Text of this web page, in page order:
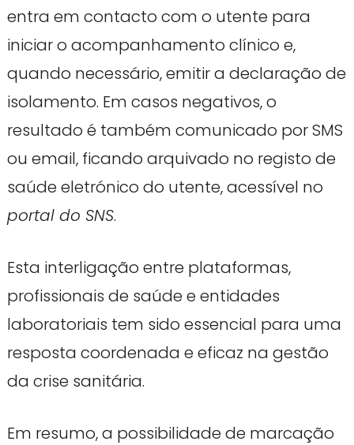
entra em contacto com o utente para
iniciar o acompanhamento clínico e,
quando necessário, emitir a declaração de
isolamento. Em casos negativos, o
resultado é também comunicado por SMS
ou email, ficando arquivado no registo de
saúde eletrónico do utente, acessível no
portal do SNS.
Esta interligação entre plataformas,
profissionais de saúde e entidades
laboratoriais tem sido essencial para uma
resposta coordenada e eficaz na gestão
da crise sanitária.
Em resumo, a possibilidade de marcação